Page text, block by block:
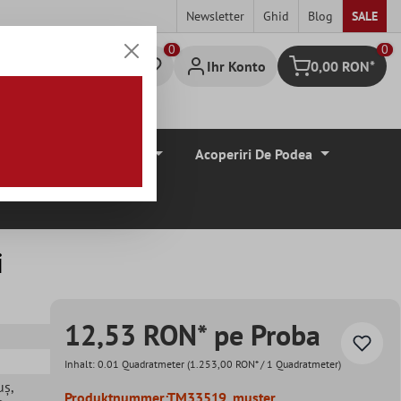
Newsletter Ghid Blog SALE
Ihr Konto Warenkorb
0
0,00 RON*
Acoperiri De Podea
,
12,53 RON* pe Proba
Inhalt: 0.01 Quadratmeter (1.253,00 RON* / 1 Quadratmeter)
Produktnummer:TM33519_muster